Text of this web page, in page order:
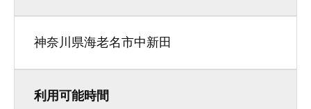
神奈川県海老名市中新田
利用可能時間